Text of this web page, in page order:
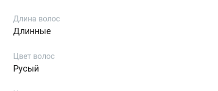
Длина волос
Длинные
Цвет волос
Русый